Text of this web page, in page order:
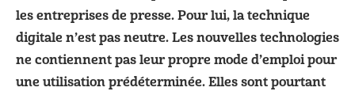
les entreprises de presse. Pour lui, la technique
digitale n’est pas neutre. Les nouvelles technologies
ne contiennent pas leur propre mode d’emploi pour
une utilisation prédéterminée. Elles sont pourtant